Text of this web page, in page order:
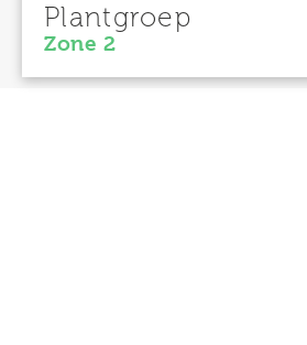
Plantgroep
Zone 2